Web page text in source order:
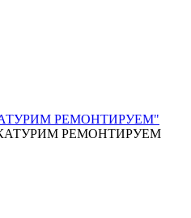
РЕМОНТИРУЕМ"